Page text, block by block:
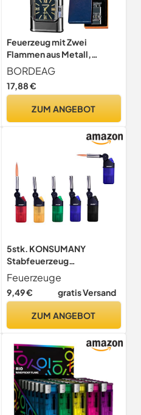
Feuerzeug mit Zwei
Flammen aus Metall,
Doppelflammenfeuerzeug
mit Sichtbarer Luftkammer
und Uhr, Winddicht
für Männer
BORDEAG
17,88 €
ZUM ANGEBOT
5stk. KONSUMANY
Stabfeuerzeug
Sturmfeuerzeug Angle mit
roter Sturmflamme 12,5cm
lang
Feuerzeuge
9,49 € gratis Versand
ZUM ANGEBOT